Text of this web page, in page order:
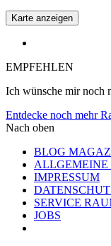
Karte anzeigen
EMPFEHLEN
Ich wünsche mir noch
Entdecke noch mehr
Nach oben
BLOG
ALLGEMEINE
IMPRESSUM
SERVICE
JOBS